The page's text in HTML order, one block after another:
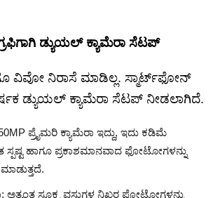
ಡ್ಯುಯಲ್ ಕ್ಯಾಮೆರಾ ಸೆಟಪ್
ವಿವೋ ನಿರಾಸೆ ಮಾಡಿಲ್ಲ. ಸ್ಮಾರ್ಟ್‌ಫೋನ್
ಡ್ಯುಯಲ್ ಕ್ಯಾಮೆರಾ ಸೆಟಪ್ ನೀಡಲಾಗಿದೆ.
ಪ್ರೈಮರಿ ಕ್ಯಾಮೆರಾ ಇದ್ದು, ಇದು ಕಡಿಮೆ
ಸ್ಪಷ್ಟ ಹಾಗೂ ಪ್ರಕಾಶಮಾನವಾದ ಫೋಟೋಗಳನ್ನು
ಅತ್ಯಂತ ಸೂಕ್ಷ್ಮ ವಸ್ತುಗಳ ನಿಖರ ಫೋಟೋಗಳನ್ನು